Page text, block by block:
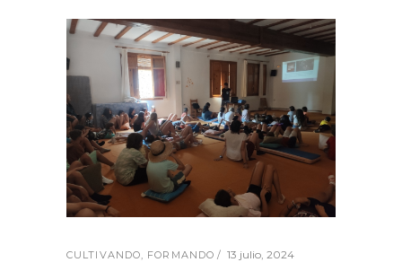
CULTIVANDO, FORMANDO 13 julio, 2024